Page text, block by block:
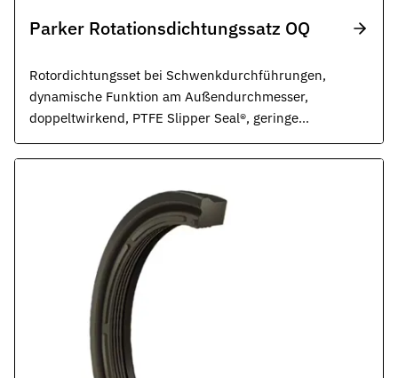
Parker Rotationsdichtungssatz OQ
Rotordichtungsset bei Schwenkdurchführungen,
dynamische Funktion am Außendurchmesser,
doppeltwirkend, PTFE Slipper Seal®​, geringe
Reibung, für Anwendungen bei hohen Drücken, ISO
7425.